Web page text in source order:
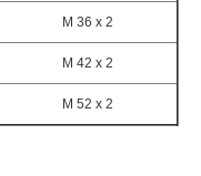
M 36 x 2
M 42 x 2
M 52 x 2